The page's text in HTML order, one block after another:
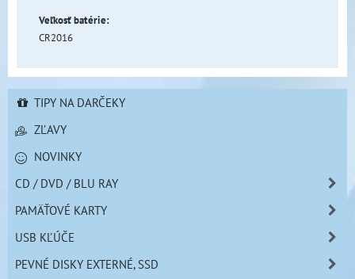
Veľkosť batérie:
CR2016
TIPY NA DARČEKY
ZĽAVY
NOVINKY
CD / DVD / BLU RAY
PAMÄŤOVÉ KARTY
USB KĽÚČE
PEVNÉ DISKY EXTERNÉ, SSD